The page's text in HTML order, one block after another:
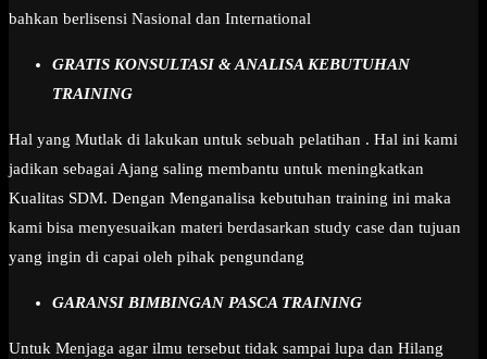
bahkan berlisensi Nasional dan International
GRATIS KONSULTASI & ANALISA KEBUTUHAN
TRAINING
Hal yang Mutlak di lakukan untuk sebuah pelatihan . Hal ini kami
jadikan sebagai Ajang saling membantu untuk meningkatkan
Kualitas SDM. Dengan Menganalisa kebutuhan training ini maka
kami bisa menyesuaikan materi berdasarkan study case dan tujuan
yang ingin di capai oleh pihak pengundang
GARANSI BIMBINGAN PASCA TRAINING
Untuk Menjaga agar ilmu tersebut tidak sampai lupa dan Hilang